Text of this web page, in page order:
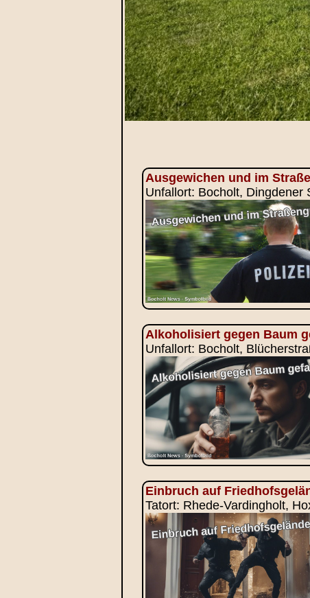
Ausgewichen und im
Unfallort: Bocholt, Dingdener
Alkoholisiert gegen Baum
Unfallort: Bocholt,
Einbruch auf
Tatort: Rhede-Vardingholt,